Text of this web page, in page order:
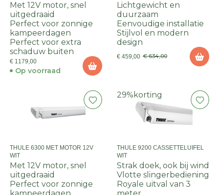
Met 12V motor, snel
uitgedraaid
Perfect voor zonnige
kampeerdagen
Perfect voor extra
schaduw buiten
€ 1179,00
Op voorraad
Lichtgewicht en
duurzaam
Eenvoudige installatie
Stijlvol en modern
design
€ 459,00 € 634,00
THULE 6300 MET MOTOR 12V
WIT
Met 12V motor, snel
uitgedraaid
Perfect voor zonnige
29% korting
THULE 9200 CASSETTELUIFEL
WIT
Strak doek, ook bij wind
Vlotte slingerbediening
Royale uitval van 3